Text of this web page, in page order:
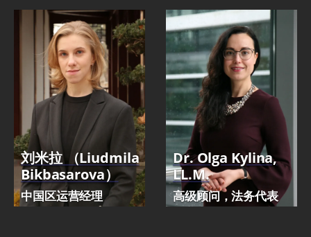
刘米拉 （Liudmila
Bikbasarova）
中国区运营经理
Dr. Olga Kylina,
LL.M.
高级顾问，法务代表